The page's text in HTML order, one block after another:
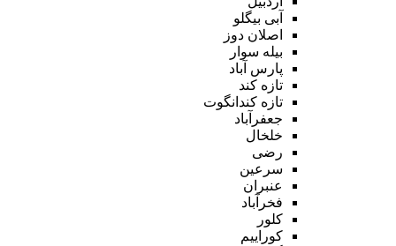
آبی بیگلو
اصلان دوز
بیله سوار
پارس آباد
تازه کند
تازه کندانگوت
جعفرآباد
خلخال
رضی
سرعین
عنبران
فخرآباد
کلور
کوراییم